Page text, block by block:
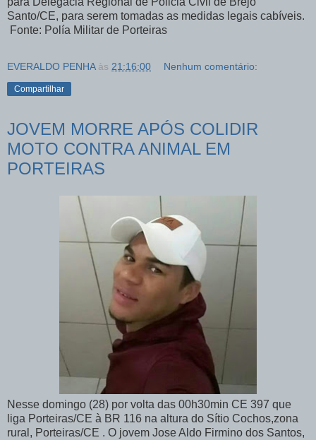
Santo/CE, para serem tomadas as medidas legais cabíveis.
Fonte: Polía Militar de Porteiras
EVERALDO PENHA às 21:16:00 Nenhum comentário:
Compartilhar
JOVEM MORRE APÓS COLIDIR
MOTO CONTRA ANIMAL EM
PORTEIRAS
Nesse domingo (28) por volta das 00h30min CE 397 que
liga Porteiras/CE à BR 116 na altura do Sítio Cochos,zona
rural, Porteiras/CE . O jovem Jose Aldo Firmino dos Santos,